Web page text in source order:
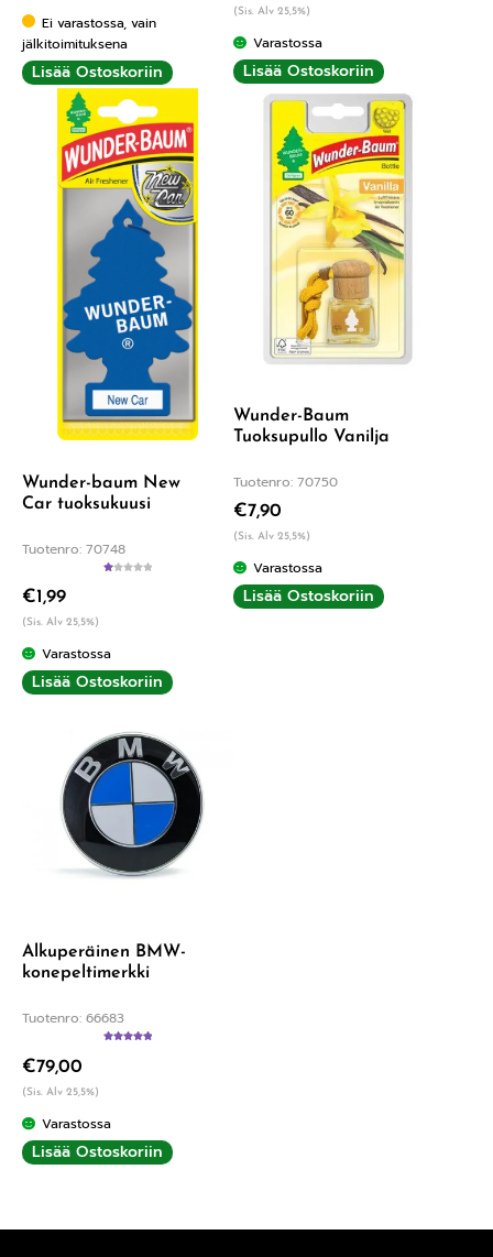
Ei varastossa, vain
jälkitoimituksena
Lisää Ostoskoriin
(Sis. Alv 25,5%)
Varastossa
Lisää Ostoskoriin
Wunder-baum New
Car tuoksukuusi
Tuotenro: 70748
ott
ee
st
/ 5
€1,99
(Sis. Alv 25,5%)
Varastossa
Lisää Ostoskoriin
Wunder-Baum
Tuoksupullo Vanilja
Tuotenro: 70750
€7,90
(Sis. Alv 25,5%)
Varastossa
Lisää Ostoskoriin
Alkuperäinen BMW-
konepeltimerkki
Tuotenro: 66683
€79,00
(Sis. Alv 25,5%)
Varastossa
Lisää Ostoskoriin